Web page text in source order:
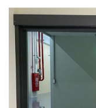
防火玻璃門 | 窗
智能電子鎖